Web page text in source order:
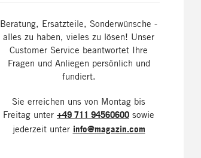
Beratung, Ersatzteile, Sonderwünsche -
alles zu haben, vieles zu lösen! Unser
Customer Service beantwortet Ihre
Fragen und Anliegen persönlich und
fundiert.
Sie erreichen uns von Montag bis
Freitag unter +49 711 94560600 sowie
jederzeit unter info@magazin.com